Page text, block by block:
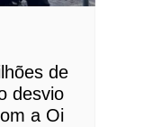
de
desvio
a Oi